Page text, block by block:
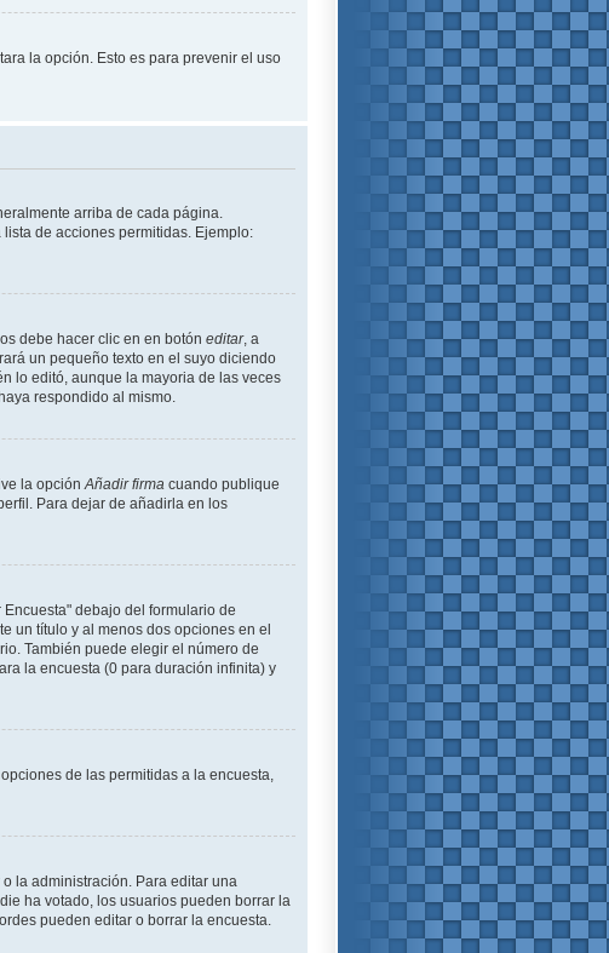
la opción. Esto es para prevenir el uso
arriba de cada página.
de acciones permitidas. Ejemplo:
debe hacer clic en en botón editar, a
un pequeño texto en el suyo diciendo
lo editó, aunque la mayoria de las veces
respondido al mismo.
la opción Añadir firma cuando publique
Para dejar de añadirla en los
debajo del formulario de
un título y al menos dos opciones en el
También puede elegir el número de
la encuesta (0 para duración infinita) y
de las permitidas a la encuesta,
la administración. Para editar una
ha votado, los usuarios pueden borrar la
pueden editar o borrar la encuesta.